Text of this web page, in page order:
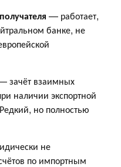
— работает,
банке, не
зачёт взаимных
наличии экспортной
но полностью
не
по импортным